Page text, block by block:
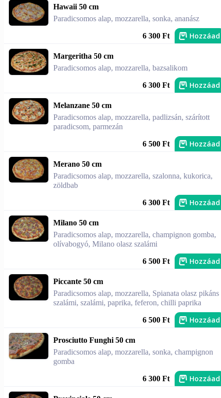
Hawaii 50 cm
Paradicsomos alap, mozzarella, sonka, ananász
6 300 Ft Hozzáad
Margeritha 50 cm
Paradicsomos alap, mozzarella, bazsalikom
6 300 Ft Hozzáad
Melanzane 50 cm
Paradicsomos alap, mozzarella, padlizsán, szárított
paradicsom, parmezán
6 500 Ft Hozzáad
Merano 50 cm
Paradicsomos alap, mozzarella, szalonna, kukorica,
zöldbab
6 300 Ft Hozzáad
Milano 50 cm
Paradicsomos alap, mozzarella, champignon gomba,
olívabogyó, Milano olasz szalámi
6 500 Ft Hozzáad
Piccante 50 cm
Paradicsomos alap, mozzarella, Spianata olasz pikáns
szalámi, szalámi, paprika, feferon, chilli paprika
6 500 Ft Hozzáad
Prosciutto Funghi 50 cm
Paradicsomos alap, mozzarella, sonka, champignon
gomba
6 300 Ft Hozzáad